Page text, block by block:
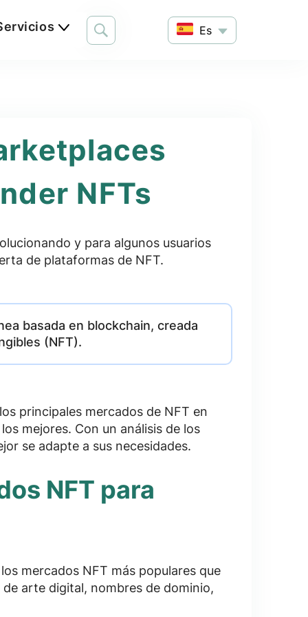
Es
NFTs
y para algunos usuarios
de plataformas de NFT.
basada en blockchain, creada
(NFT).
principales mercados de NFT en
mejores. Con un análisis de los
se adapte a sus necesidades.
NFT para
mercados NFT más populares que
arte digital, nombres de dominio,